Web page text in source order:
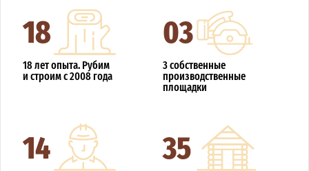
18
18 лет опыта. Рубим
и строим с 2008 года
03
3 собственные
производственные
площадки
14 35